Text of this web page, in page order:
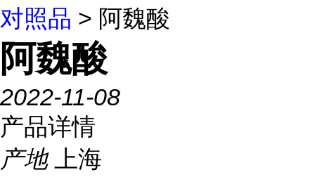
对照品 > 阿魏酸
阿魏酸
2022-11-08
产品详情
产地
上海